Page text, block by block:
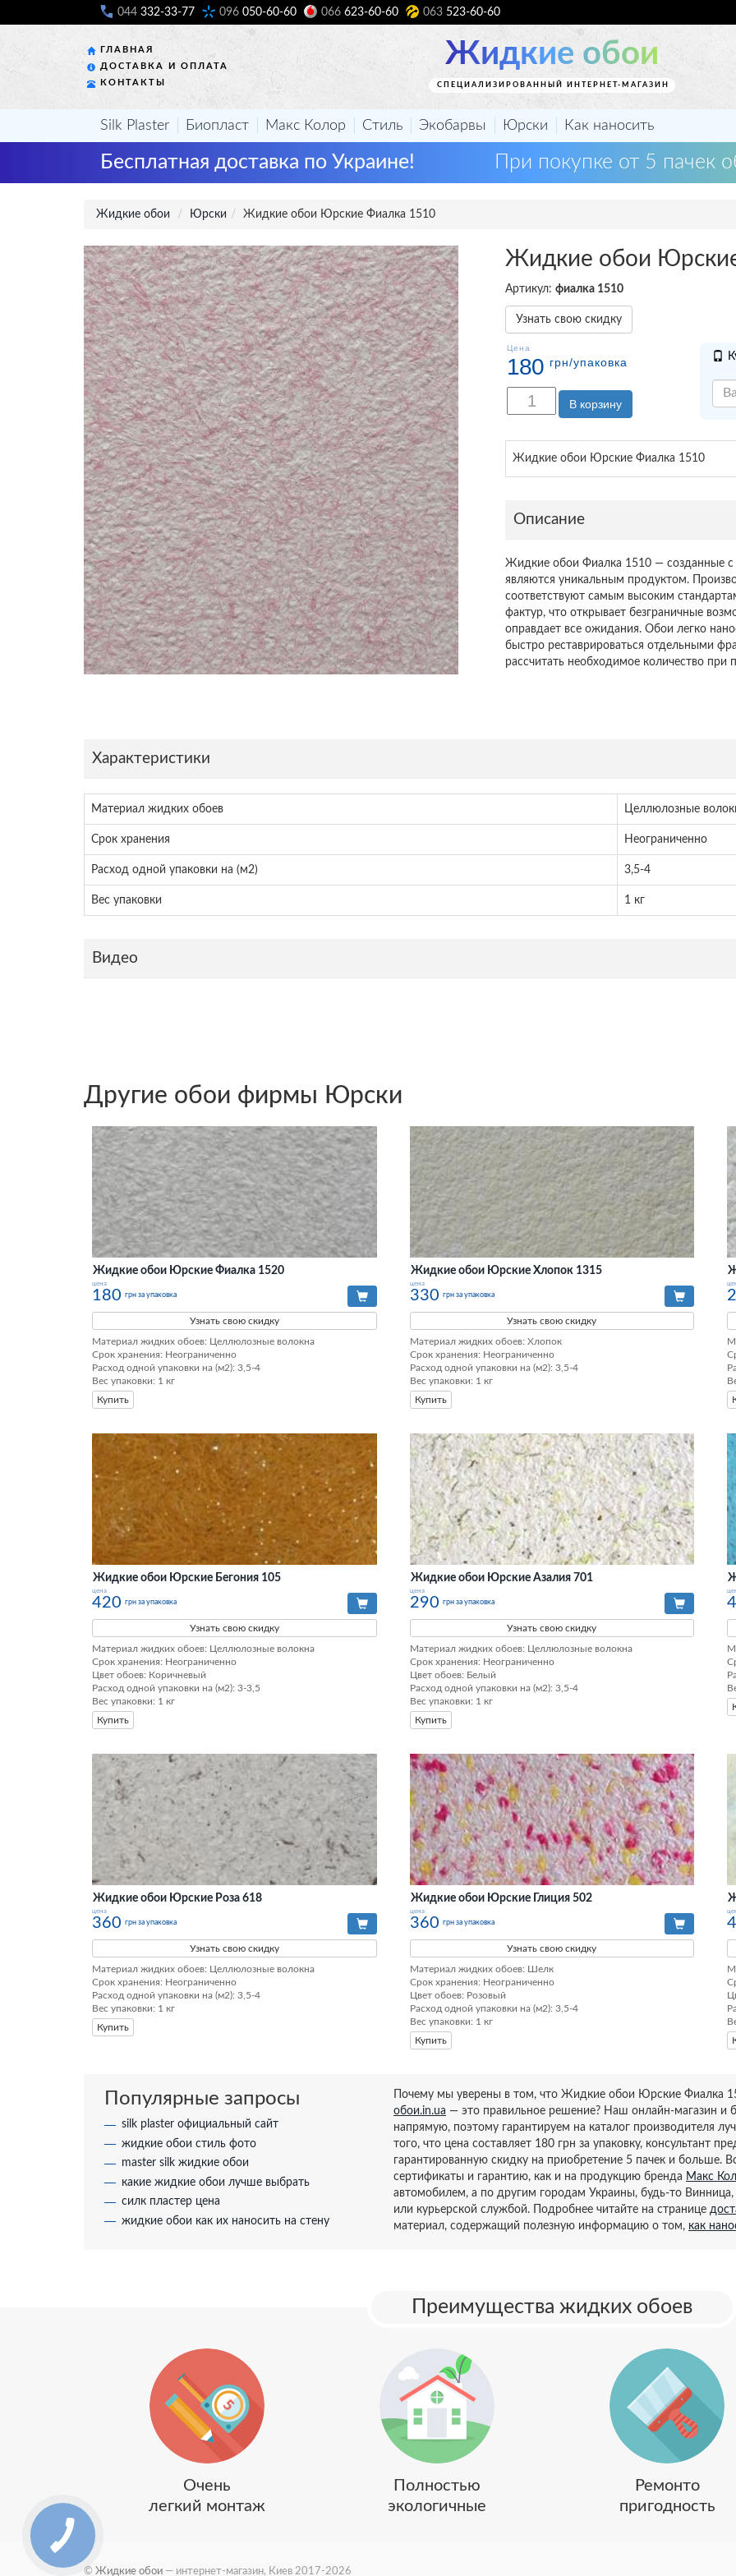
044 332-33-77 096 050-60-60 066 623-60-60 063 523-60-60
ГЛАВНАЯ
ДОСТАВКА И ОПЛАТА
КОНТАКТЫ
Жидкие обои
СПЕЦИАЛИЗИРОВАННЫЙ ИНТЕРНЕТ-МАГАЗИН
Silk Plaster Биопласт Макс Колор Стиль Экобарвы Юрски Как наносить
Бесплатная доставка по Украине! При покупке от 5 пачек
Жидкие обои Юрски Жидкие обои Юрские Фиалка 1510
Жидкие обои
Артикул: фиалка 1510
Узнать свою скидку
Цена
180 грн/упаковка
В корзину
Жидкие обои Юрские Фиалка 1510
Описание
Жидкие обои Фиалка 1510 — созданные с
являются уникальным продуктом.
соответствуют самым высоким
фактур, что открывает безграничные
оправдает все ожидания. Обои легко
быстро реставрироваться отдельными
рассчитать необходимое количество при
Характеристики
Материал жидких обоев Целлюлозные
Срок хранения Неограниченно
Расход одной упаковки на (м2) 3,5-4
Вес упаковки 1 кг
Видео
Другие обои фирмы Юрски
Жидкие обои Юрские Фиалка 1520
цена
180 грн за упаковка
Узнать свою скидку
Материал жидких обоев: Целлюлозные волокна
Срок хранения: Неограниченно
Расход одной упаковки на (м2): 3,5-4
Вес упаковки: 1 кг
Купить
Жидкие обои Юрские Хлопок 1315
цена
330 грн за упаковка
Узнать свою скидку
Материал жидких обоев: Хлопок
Срок хранения: Неограниченно
Расход одной упаковки на (м2): 3,5-4
Вес упаковки: 1 кг
Купить
Жидкие обои Юрские Бегония 105
цена
420 грн за упаковка
Узнать свою скидку
Материал жидких обоев: Целлюлозные волокна
Срок хранения: Неограниченно
Цвет обоев: Коричневый
Расход одной упаковки на (м2): 3-3,5
Вес упаковки: 1 кг
Купить
Жидкие обои Юрские Азалия 701
цена
290 грн за упаковка
Узнать свою скидку
Материал жидких обоев: Целлюлозные волокна
Срок хранения: Неограниченно
Цвет обоев: Белый
Расход одной упаковки на (м2): 3,5-4
Вес упаковки: 1 кг
Купить
Жидкие обои Юрские Роза 618
цена
360 грн за упаковка
Узнать свою скидку
Материал жидких обоев: Целлюлозные волокна
Срок хранения: Неограниченно
Расход одной упаковки на (м2): 3,5-4
Вес упаковки: 1 кг
Купить
Жидкие обои Юрские Глиция 502
цена
360 грн за упаковка
Узнать свою скидку
Материал жидких обоев: Шелк
Срок хранения: Неограниченно
Цвет обоев: Розовый
Расход одной упаковки на (м2): 3,5-4
Вес упаковки: 1 кг
Купить
Популярные запросы
silk plaster официальный сайт
жидкие обои стиль фото
master silk жидкие обои
какие жидкие обои лучше выбрать
силк пластер цена
жидкие обои как их наносить на стену
Почему мы уверены в том, что Жидкие обои Юрские Фиалка
обои.in.ua — это правильное решение? Наш онлайн-магазин
напрямую, поэтому гарантируем на каталог производителя
того, что цена составляет 180 грн за упаковку, консультант
гарантированную скидку на приобретение 5 пачек и больше.
сертификаты и гарантию, как и на продукцию бренда Макс
автомобилем, а по другим городам Украины, будь-то
или курьерской службой. Подробнее читайте на странице
материал, содержащий полезную информацию о том, как
Преимущества жидких обоев
Очень
легкий монтаж
Полностью
экологичные
Ремонто
пригодность
© Жидкие обои — интернет-магазин, Киев 2017-2026